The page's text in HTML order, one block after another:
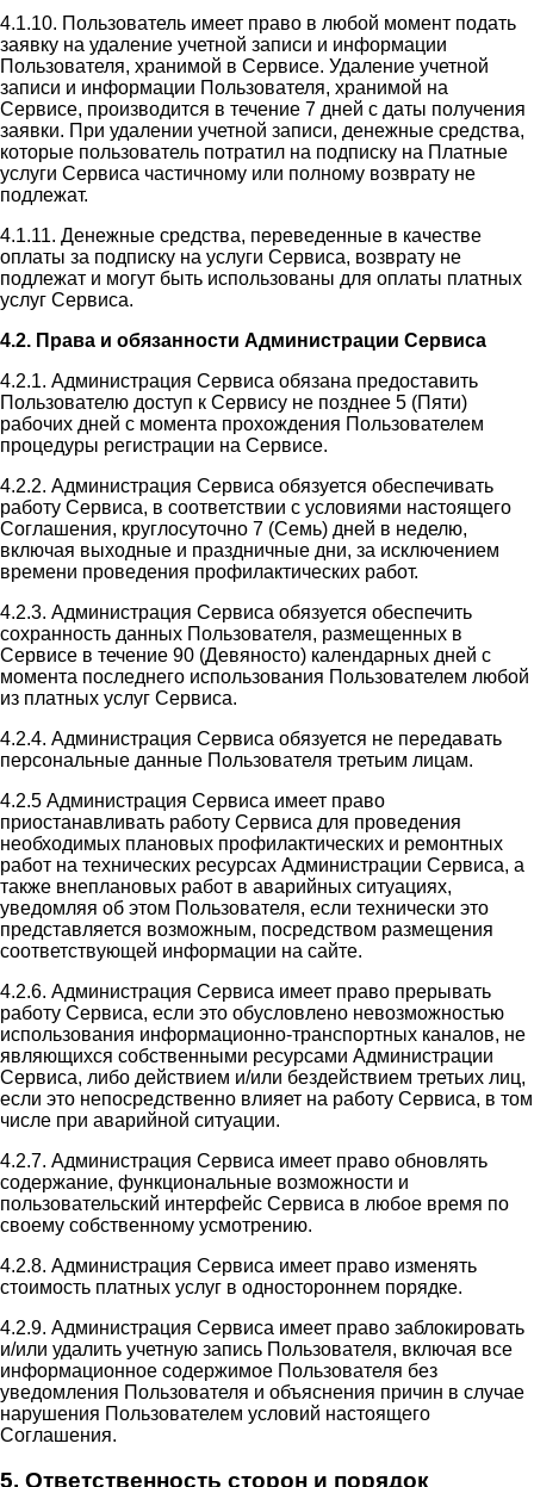
4.1.10. Пользователь имеет право в любой момент подать
заявку на удаление учетной записи и информации
Пользователя, хранимой в Сервисе. Удаление учетной
записи и информации Пользователя, хранимой на
Сервисе, производится в течение 7 дней с даты получения
заявки. При удалении учетной записи, денежные средства,
которые пользователь потратил на подписку на Платные
услуги Сервиса частичному или полному возврату не
подлежат.
4.1.11. Денежные средства, переведенные в качестве
оплаты за подписку на услуги Сервиса, возврату не
подлежат и могут быть использованы для оплаты платных
услуг Сервиса.
4.2. Права и обязанности Администрации Сервиса
4.2.1. Администрация Сервиса обязана предоставить
Пользователю доступ к Сервису не позднее 5 (Пяти)
рабочих дней с момента прохождения Пользователем
процедуры регистрации на Сервисе.
4.2.2. Администрация Сервиса обязуется обеспечивать
работу Сервиса, в соответствии с условиями настоящего
Соглашения, круглосуточно 7 (Семь) дней в неделю,
включая выходные и праздничные дни, за исключением
времени проведения профилактических работ.
4.2.3. Администрация Сервиса обязуется обеспечить
сохранность данных Пользователя, размещенных в
Сервисе в течение 90 (Девяносто) календарных дней с
момента последнего использования Пользователем любой
из платных услуг Сервиса.
4.2.4. Администрация Сервиса обязуется не передавать
персональные данные Пользователя третьим лицам.
4.2.5 Администрация Сервиса имеет право
приостанавливать работу Сервиса для проведения
необходимых плановых профилактических и ремонтных
работ на технических ресурсах Администрации Сервиса, а
также внеплановых работ в аварийных ситуациях,
уведомляя об этом Пользователя, если технически это
представляется возможным, посредством размещения
соответствующей информации на сайте.
4.2.6. Администрация Сервиса имеет право прерывать
работу Сервиса, если это обусловлено невозможностью
использования информационно-транспортных каналов, не
являющихся собственными ресурсами Администрации
Сервиса, либо действием и/или бездействием третьих лиц,
если это непосредственно влияет на работу Сервиса, в том
числе при аварийной ситуации.
4.2.7. Администрация Сервиса имеет право обновлять
содержание, функциональные возможности и
пользовательский интерфейс Сервиса в любое время по
своему собственному усмотрению.
4.2.8. Администрация Сервиса имеет право изменять
стоимость платных услуг в одностороннем порядке.
4.2.9. Администрация Сервиса имеет право заблокировать
и/или удалить учетную запись Пользователя, включая все
информационное содержимое Пользователя без
уведомления Пользователя и объяснения причин в случае
нарушения Пользователем условий настоящего
Соглашения.
5. Ответственность сторон и порядок